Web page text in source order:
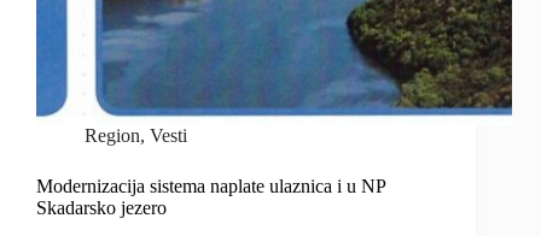
Region, Vesti
Modernizacija sistema naplate ulaznica i u NP
Skadarsko jezero